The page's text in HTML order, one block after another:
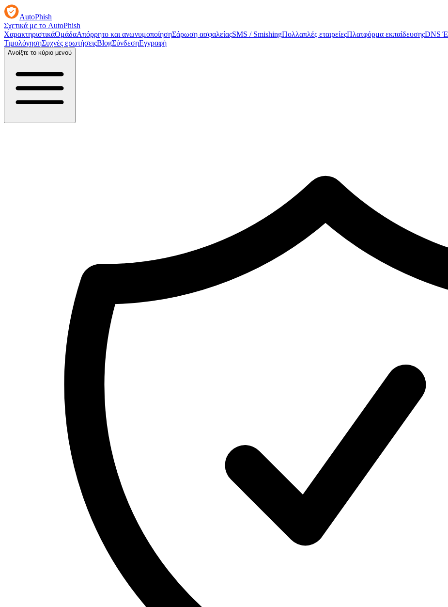
AutoPhish
Σχετικά με το AutoPhish
ΧαρακτηριστικάΟμάδαΑπόρρητο και ανωνυμοποίησηΣάρωση ασφαλείαςSMS / SmishingΠολλαπλές εταιρείεςΠλατφόρμα εκπαίδευσηςDNS
ΤιμολόγησηΣυχνές ερωτήσειςBlogΣύνδεσηΕγγραφή
Ανοίξτε το κύριο μενού